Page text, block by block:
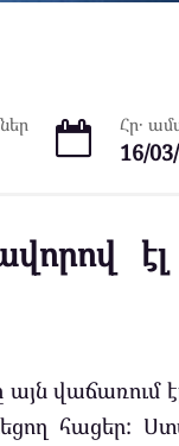
Հր․
16/
վաճառում
հացեր: